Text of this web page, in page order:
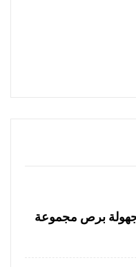
برص مجموعة